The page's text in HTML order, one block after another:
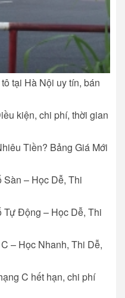
tại Hà Nội uy tín, bán
kiện, chi phí, thời gian
Tiền? Bảng Giá Mới
Sàn – Học Dễ, Thi
Tự Động – Học Dễ, Thi
– Học Nhanh, Thi Dễ,
C hết hạn, chi phí